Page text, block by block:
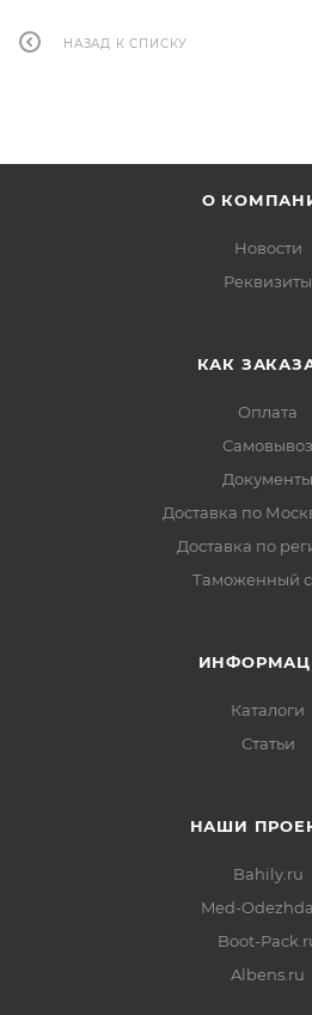
НАЗАД К СПИСКУ
О
Новости
Реквизиты
КАК
Оплата
Самовывоз
Документы
Доставка по
Доставка по
Таможенный
Каталоги
Статьи
НАШИ
Bahily.ru
Med-
Boot-
Albens.ru